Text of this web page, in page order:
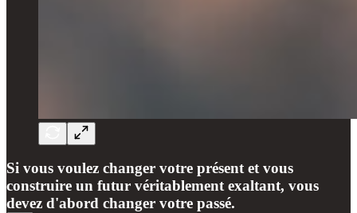
Si vous voulez changer votre présent et vous
construire un futur véritablement exaltant, vous
devez d'abord changer votre passé.